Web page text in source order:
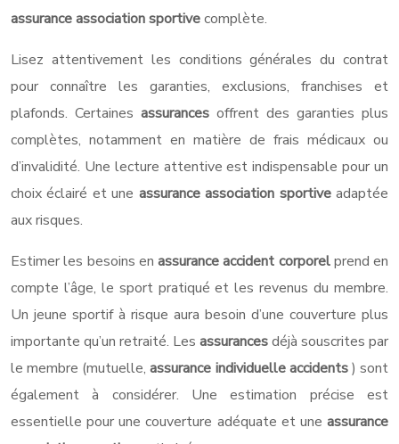
assurance association sportivecomplète.
Lisez attentivement les conditions générales du contrat
pour connaître les garanties, exclusions, franchises et
plafonds. Certaines assurances offrent des garanties plus
complètes, notamment en matière de frais médicaux ou
d’invalidité. Une lecture attentive est indispensable pour un
choix éclairé et une assurance association sportiveadaptée
aux risques.
Estimer les besoins en assurance accident corporelprend en
compte l’âge, le sport pratiqué et les revenus du membre.
Un jeune sportif à risque aura besoin d’une couverture plus
importante qu’un retraité. Les assurancesdéjà souscrites par
le membre (mutuelle,assurance individuelle accidents) sont
également à considérer. Une estimation précise est
essentielle pour une couverture adéquate et une assurance